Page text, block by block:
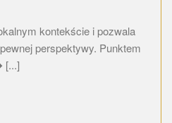
kontekście i pozwala
perspektywy. Punktem
[...]